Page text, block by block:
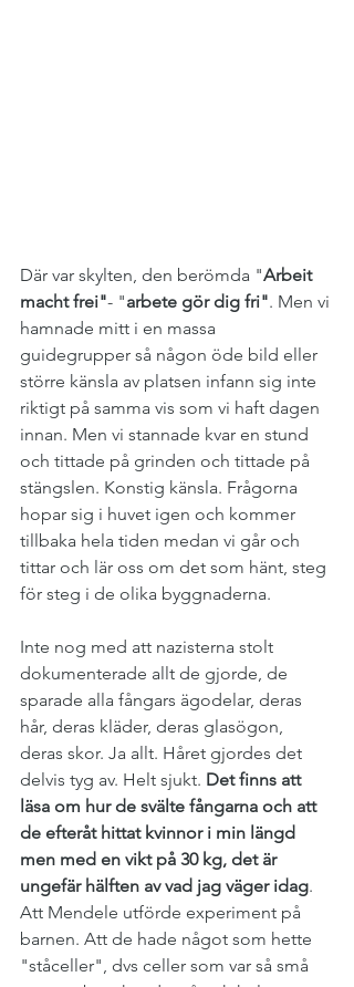
Där var skylten, den berömda "Arbeit
macht frei"- "arbete gör dig fri". Men vi
hamnade mitt i en massa
guidegrupper så någon öde bild eller
större känsla av platsen infann sig inte
riktigt på samma vis som vi haft dagen
innan. Men vi stannade kvar en stund
och tittade på grinden och tittade på
stängslen. Konstig känsla. Frågorna
hopar sig i huvet igen och kommer
tillbaka hela tiden medan vi går och
tittar och lär oss om det som hänt, steg
för steg i de olika byggnaderna.
Inte nog med att nazisterna stolt
dokumenterade allt de gjorde, de
sparade alla fångars ägodelar, deras
hår, deras kläder, deras glasögon,
deras skor. Ja allt. Håret gjordes det
delvis tyg av. Helt sjukt. Det finns att
läsa om hur de svälte fångarna och att
de efteråt hittat kvinnor i min längd
men med en vikt på 30 kg, det är
ungefär hälften av vad jag väger idag.
Att Mendele utförde experiment på
barnen. Att de hade något som hette
"ståceller", dvs celler som var så små